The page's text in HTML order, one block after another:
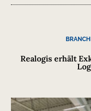
Realogis erhält